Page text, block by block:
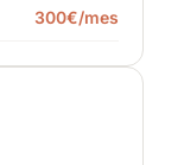
300€/mes